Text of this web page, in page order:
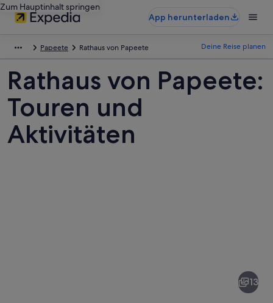
Zum Hauptinhalt springen
App herunterladen
Papeete Rathaus von Papeete Deine Reise planen
Rathaus von Papeete:
Touren und
Aktivitäten
13